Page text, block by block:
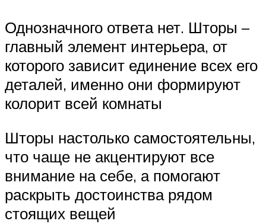
Однозначного ответа нет. Шторы –
главный элемент интерьера, от
которого зависит единение всех его
деталей, именно они формируют
колорит всей комнаты
Шторы настолько самостоятельны,
что чаще не акцентируют все
внимание на себе, а помогают
раскрыть достоинства рядом
стоящих вещей